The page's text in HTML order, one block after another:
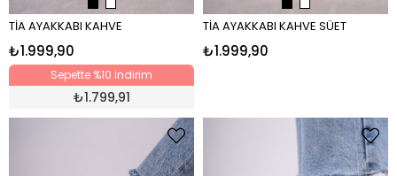
TİA AYAKKABI KAHVE
₺1.999,90
Sepette %10 İndirim
₺1.799,91
TİA AYAKKABI KAHVE SÜET
₺1.999,90